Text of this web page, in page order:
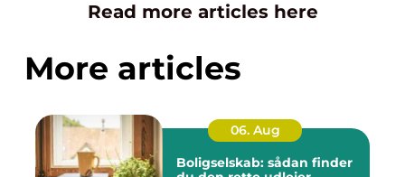
Read more articles here
More articles
06. Aug
Boligselskab: sådan finder